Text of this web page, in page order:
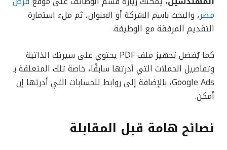
مصر، والبحث باسم الشركة أو العنوان، ثم ملء استمارة
التقديم المرفقة مع الوظيفة.
كما يُفضل تجهيز ملف PDF يحتوي على سيرتك الذاتية
وتفاصيل الحملات التي أدرتها سابقًا، خاصة تلك المتعلقة بـ
Google Ads، بالإضافة إلى روابط للحسابات التي أدرتها إن
أمكن.
نصائح هامة قبل المقابلة